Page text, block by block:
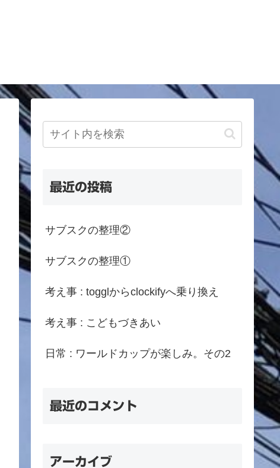
最近の投稿
サブスクの整理②
サブスクの整理①
考え事 : togglからclockifyへ乗り換え
考え事 : こどもづきあい
日常 : ワールドカップが楽しみ。その2
最近のコメント
アーカイブ